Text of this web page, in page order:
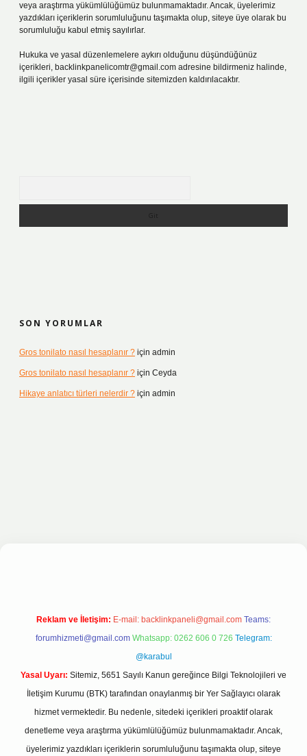
veya araştırma yükümlülüğümüz bulunmamaktadır. Ancak, üyelerimiz
yazdıkları içeriklerin sorumluluğunu taşımakta olup, siteye üye olarak bu
sorumluluğu kabul etmiş sayılırlar.
Hukuka ve yasal düzenlemelere aykırı olduğunu düşündüğünüz
içerikleri, backlinkpanelicomtr@gmail.com adresine bildirmeniz halinde,
ilgili içerikler yasal süre içerisinde sitemizden kaldırılacaktır.
SON YORUMLAR
Gros tonilato nasıl hesaplanır ? için admin
Gros tonilato nasıl hesaplanır ? için Ceyda
Hikaye anlatıcı türleri nelerdir ? için admin
Reklam ve İletişim: E-mail: backlinkpaneli@gmail.com Teams:
forumhizmeti@gmail.com Whatsapp: 0262 606 0 726 Telegram:
@karabul
Yasal Uyarı: Sitemiz, 5651 Sayılı Kanun gereğince Bilgi Teknolojileri ve
İletişim Kurumu (BTK) tarafından onaylanmış bir Yer Sağlayıcı olarak
hizmet vermektedir. Bu nedenle, sitedeki içerikleri proaktif olarak
denetleme veya araştırma yükümlülüğümüz bulunmamaktadır. Ancak,
üyelerimiz yazdıkları içeriklerin sorumluluğunu taşımakta olup, siteye